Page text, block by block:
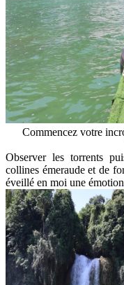
Commencez votre
Observer les torrents
collines émeraude et de
éveillé en moi une